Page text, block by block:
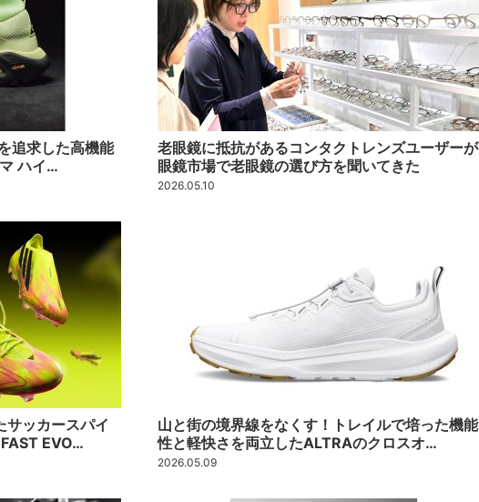
追求した高機能
ハイ…
老眼鏡に抵抗があるコンタクトレンズユーザーが
眼鏡市場で老眼鏡の選び方を聞いてきた
2026.05.10
サッカースパイ
EVO…
山と街の境界線をなくす！トレイルで培った機能
性と軽快さを両立したALTRAのクロスオ…
2026.05.09